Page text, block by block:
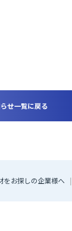
せ一覧に戻る
をお探しの企業様へ